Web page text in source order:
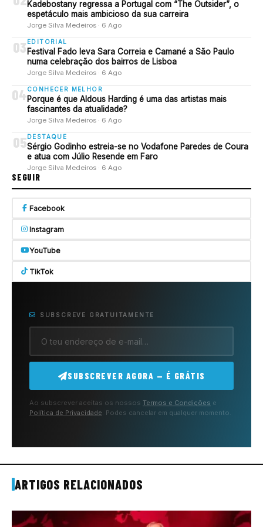
Kadebostany regressa a Portugal com “The Outsider”, o
espetáculo mais ambicioso da sua carreira
Jorge Silva Medeiros · 6 Ago
03 EDITORIAL
Festival Fado leva Sara Correia e Camané a São Paulo
numa celebração dos bairros de Lisboa
Jorge Silva Medeiros · 6 Ago
04CONHECER MELHOR
Porque é que Aldous Harding é uma das artistas mais
fascinantes da atualidade?
Jorge Silva Medeiros · 6 Ago
05 DESTAQUE
Sérgio Godinho estreia-se no Vodafone Paredes de Coura
e atua com Júlio Resende em Faro
Jorge Silva Medeiros · 6 Ago
SEGUIR
Facebook
Instagram
YouTube
TikTok
SUBSCREVE GRATUITAMENTE
SUBSCREVER AGORA — É GRÁTIS
Ao subscrever aceitas os nossos Termos e Condições e
Política de Privacidade. Podes cancelar em qualquer momento.
ARTIGOS RELACIONADOS